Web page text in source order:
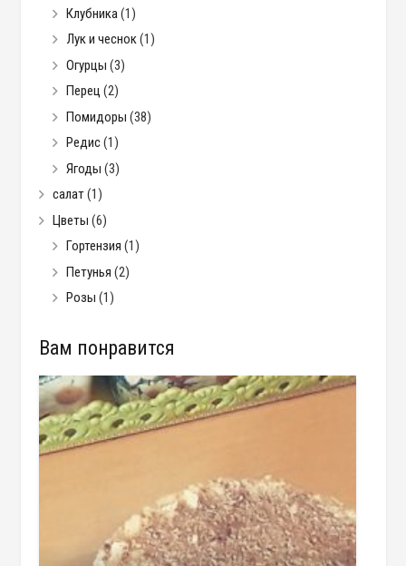
Клубника(1)
Лук и чеснок(1)
Огурцы (3)
Перец (2)
Помидоры (38)
Редис(1)
Ягоды (3)
салат(1)
Цветы (6)
Гортензия (1)
Петунья (2)
Розы (1)
Вам понравится